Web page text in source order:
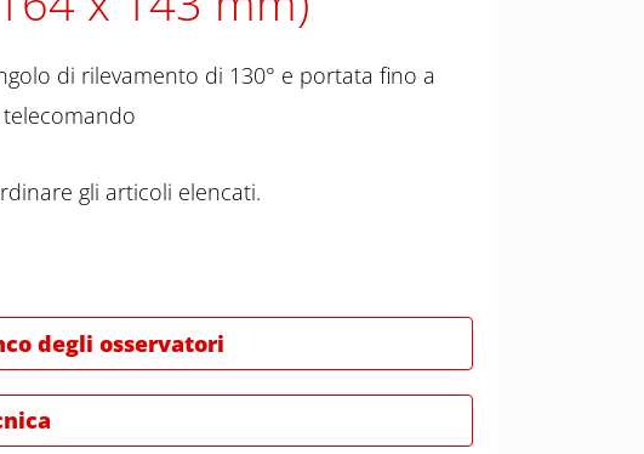
di rilevamento di 130° e portata fino a
gli articoli elencati.
degli osservatori